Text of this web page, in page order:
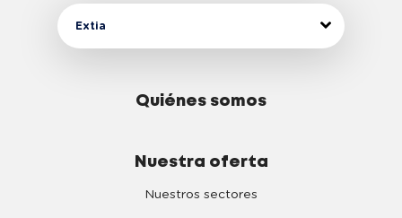
Extia
Quiénes somos
Nuestra oferta
Nuestros sectores